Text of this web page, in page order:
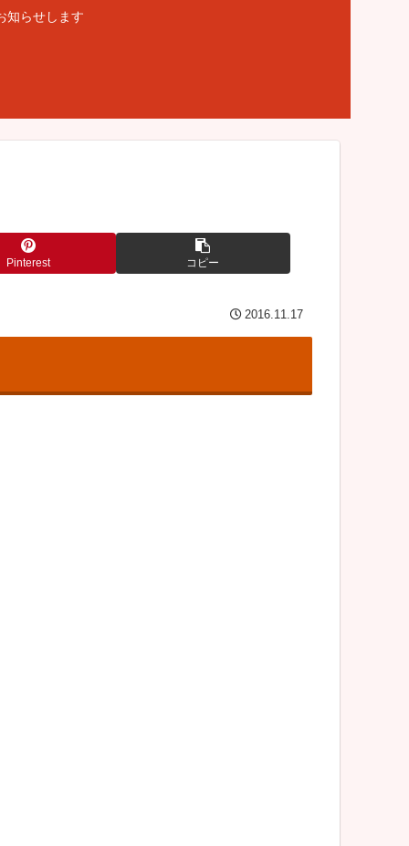
知らせします
Pinterest コピー
2016.11.17